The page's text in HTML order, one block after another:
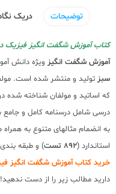
توضیحات دریک
کتاب آموزش شگفت انگیز فیزیک
آموزش شگفت انگیز ویژه دانش
سبز تولید و منتشر شده است.
که اساتید و مولفان شناخته
درسی شامل درسنامه کامل و
به انضمام مثالهای متنوع به
استاندارد (892 تست
) و طبقه
خرید کتاب آموزش شگفت انگیز
دارید مطالب زیر را از دست ندهید!